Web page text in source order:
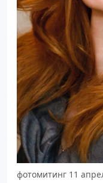
фотомитинг 11